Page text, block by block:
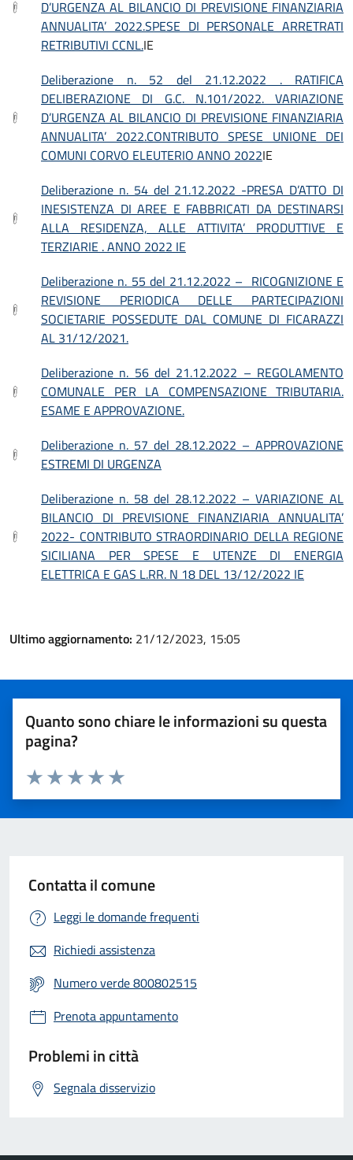
D’URGENZA AL BILANCIO DI PREVISIONE FINANZIARIA
ANNUALITA’ 2022.SPESE DI PERSONALE ARRETRATI
RETRIBUTIVI CCNL.IE
Deliberazione n. 52 del 21.12.2022 . RATIFICA
DELIBERAZIONE DI G.C. N.101/2022. VARIAZIONE
D’URGENZA AL BILANCIO DI PREVISIONE FINANZIARIA
ANNUALITA’ 2022.CONTRIBUTO SPESE UNIONE DEI
COMUNI CORVO ELEUTERIO ANNO 2022IE
Deliberazione n. 54 del 21.12.2022 -PRESA D’ATTO DI
INESISTENZA DI AREE E FABBRICATI DA DESTINARSI
ALLA RESIDENZA, ALLE ATTIVITA’ PRODUTTIVE E
TERZIARIE . ANNO 2022 IE
Deliberazione n. 55 del 21.12.2022 – RICOGNIZIONE E
REVISIONE PERIODICA DELLE PARTECIPAZIONI
SOCIETARIE POSSEDUTE DAL COMUNE DI FICARAZZI
AL 31/12/2021.
Deliberazione n. 56 del 21.12.2022 – REGOLAMENTO
COMUNALE PER LA COMPENSAZIONE TRIBUTARIA.
ESAME E APPROVAZIONE.
Deliberazione n. 57 del 28.12.2022 – APPROVAZIONE
ESTREMI DI URGENZA
Deliberazione n. 58 del 28.12.2022 – VARIAZIONE AL
BILANCIO DI PREVISIONE FINANZIARIA ANNUALITA’
2022- CONTRIBUTO STRAORDINARIO DELLA REGIONE
SICILIANA PER SPESE E UTENZE DI ENERGIA
ELETTRICA E GAS L.RR. N 18 DEL 13/12/2022 IE
Ultimo aggiornamento: 21/12/2023, 15:05
Quanto sono chiare le informazioni su questa
pagina?
Valuta 5 stelle su 5
Valuta 4 stelle su 5
Valuta 3 stelle su 5
Valuta 2 stelle su 5
Valuta 1 stelle su 5
Contatta il comune
Leggi le domande frequenti
Richiedi assistenza
Numero verde 800802515
Prenota appuntamento
Problemi in città
Segnala disservizio